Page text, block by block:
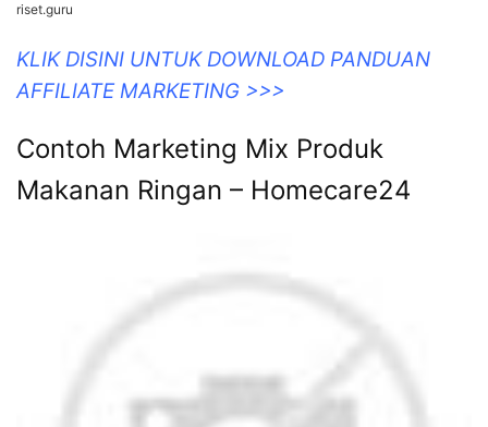
riset.guru
KLIK DISINI UNTUK DOWNLOAD PANDUAN
AFFILIATE MARKETING >>>
Contoh Marketing Mix Produk
Makanan Ringan – Homecare24